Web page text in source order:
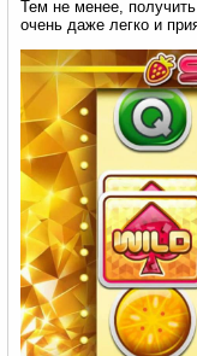
Тем не менее,
очень даже легко и